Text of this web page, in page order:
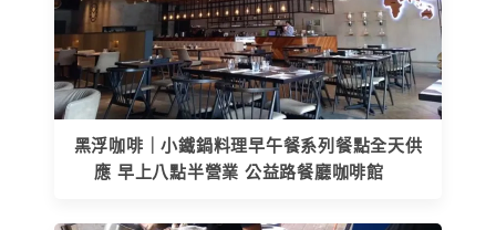
黑浮咖啡｜小鐵鍋料理早午餐系列餐點全天供
應 早上八點半營業 公益路餐廳咖啡館